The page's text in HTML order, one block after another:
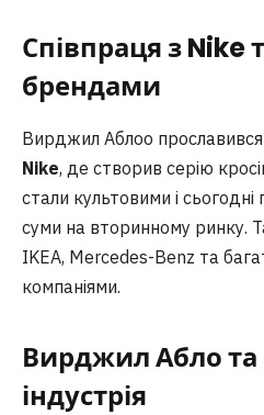
Співпраця з Nike
брендами
Вирджил Аблоо прославився
Nike, де створив серію
стали культовими і
суми на вторинному ринку.
IKEA, Mercedes-Benz та
компаніями.
Вирджил Абло
індустрія